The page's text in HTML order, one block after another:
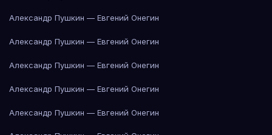
Александр Пушкин — Евгений Онегин
Александр Пушкин — Евгений Онегин
Александр Пушкин — Евгений Онегин
Александр Пушкин — Евгений Онегин
Александр Пушкин — Евгений Онегин